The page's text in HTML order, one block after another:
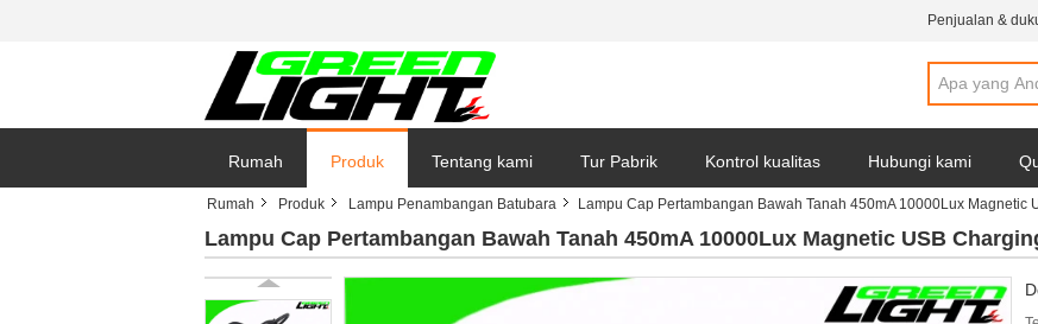
Penjualan &
Rumah Produk Tentang kami Tur Pabrik Kontrol kualitas Hubungi kami
Rumah Produk Lampu Penambangan Batubara Lampu Cap Pertambangan Bawah Tanah 450mA 10000Lux Magnetic
Lampu Cap Pertambangan Bawah Tanah 450mA 10000Lux Magnetic USB